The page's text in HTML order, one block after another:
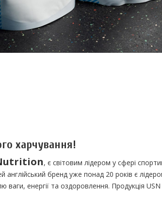
харчування!
, є світовим лідером у сфері
бренд уже понад 20 років є
ваги, енергії та оздоровлення. Продукція